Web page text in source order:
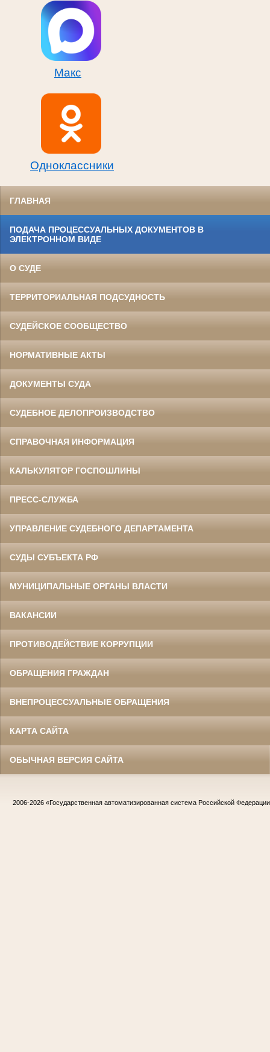
Макс
Одноклассники
ГЛАВНАЯ
ПОДАЧА ПРОЦЕССУАЛЬНЫХ ДОКУМЕНТОВ В
ЭЛЕКТРОННОМ ВИДЕ
О СУДЕ
ТЕРРИТОРИАЛЬНАЯ ПОДСУДНОСТЬ
СУДЕЙСКОЕ СООБЩЕСТВО
НОРМАТИВНЫЕ АКТЫ
ДОКУМЕНТЫ СУДА
СУДЕБНОЕ ДЕЛОПРОИЗВОДСТВО
СПРАВОЧНАЯ ИНФОРМАЦИЯ
КАЛЬКУЛЯТОР ГОСПОШЛИНЫ
ПРЕСС-СЛУЖБА
УПРАВЛЕНИЕ СУДЕБНОГО ДЕПАРТАМЕНТА
СУДЫ СУБЪЕКТА РФ
МУНИЦИПАЛЬНЫЕ ОРГАНЫ ВЛАСТИ
ВАКАНСИИ
ПРОТИВОДЕЙСТВИЕ КОРРУПЦИИ
ОБРАЩЕНИЯ ГРАЖДАН
ВНЕПРОЦЕССУАЛЬНЫЕ ОБРАЩЕНИЯ
КАРТА САЙТА
ОБЫЧНАЯ ВЕРСИЯ САЙТА
2006-2026 «Государственная автоматизированная система Российской